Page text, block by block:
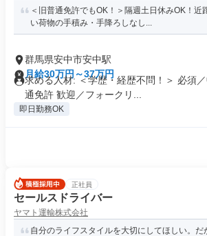
＜旧普通免許でもOK！＞隔週土日休みOK！近
い荷物の手積み・手降ろしなし...
群馬県安中市安中駅
月給30万円～37万円
求める人材: ＜学歴・経歴不問！＞ 必須
通免許 歓迎／フォークリ...
即日勤務OK
正社員
セールスドライバー
ヤマト運輸株式会社
自分のライフスタイルを大切にしてほしい。だ